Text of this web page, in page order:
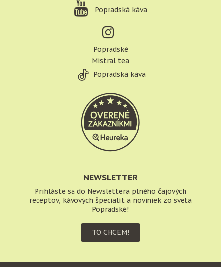
Popradská káva
Popradské
Mistral tea
Popradská káva
NEWSLETTER
Prihláste sa do Newslettera plného čajových
receptov, kávových špecialít a noviniek zo sveta
Popradské!
TO CHCEM!